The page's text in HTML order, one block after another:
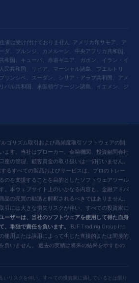
者は受け付けておりません: アメリカ領サモア、ア
ダ、ブルンジ、カメルーン、中央アフリカ共和国、
和国、キューバ、赤道ギニア、ガボン、イラン・イ
民共和国、リビア、マーシャル諸島、プエルトリ
リンシペ、スーダン、シリア・アラブ共和国、アメ
バル共和国、米国領ヴァージン諸島、イエメン、ジ
ゴリズム取引および高頻度取引ソフトウェアの開
ます。当社はブローカー、金融機関、投資顧問会社
座の管理、顧客資金の取り扱いは一切行いません。
るすべての製品およびサービスは、プロのトレー
のを支援することを目的としたソフトウェアツール
。本ウェブサイト上のいかなる内容も、金融アドバ
品の売買の勧誘と解釈されるべきではありません。
引には大きな損失リスクが伴い、すべての投資家に
ーザーは、当社のソフトウェアを使用して得た自身
、単独で責任を負います。
BJF Trading Group Inc.
使用または誤用によって生じた直接的または間接的
負いません。 過去の実績は将来の結果を示すもの
いリスクを伴い、すべての投資家に適しているとは限り